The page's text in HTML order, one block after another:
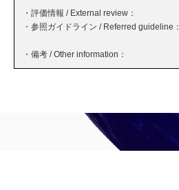
・評価情報 / External review：
・参照ガイドライン / Referred guideline：
・備考 / Other information：